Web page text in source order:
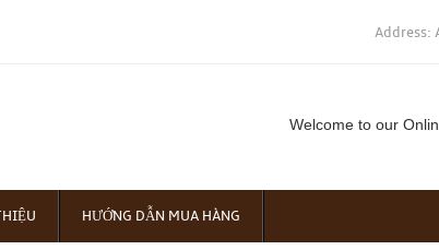
Address:
Welcome to our
HƯỚNG DẪN MUA HÀNG